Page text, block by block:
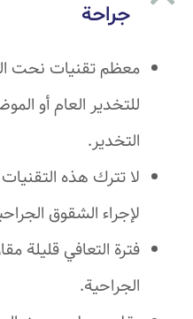
جراحة
معظم تقنيات نحت
للتخدير العام أو
التخدير.
لا تترك هذه
لإجراء الشقوق
فترة التعافي قليلة
الجراحية.